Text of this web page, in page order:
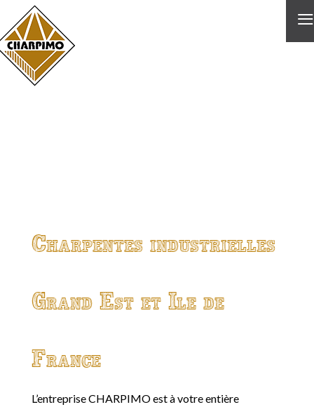
≡
Charpentes industrielles
Grand Est et Ile de
France
L’entreprise CHARPIMO est à votre entière